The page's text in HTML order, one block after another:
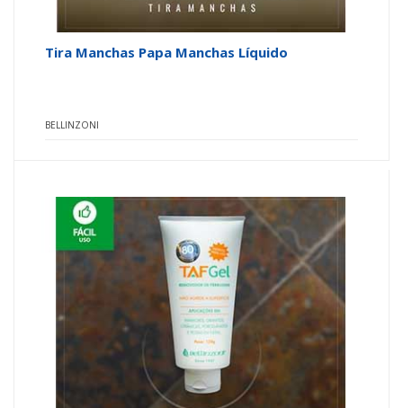
Tira Manchas Papa Manchas Líquido
BELLINZONI